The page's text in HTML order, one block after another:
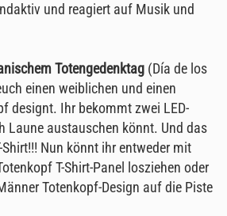
und reagiert auf Musik und
Totengedenktag (Día de los
einen weiblichen und einen
designt. Ihr bekommt zwei LED-
Laune austauschen könnt. Und das
Nun könnt ihr entweder mit
T-Shirt-Panel losziehen oder
Totenkopf-Design auf die Piste